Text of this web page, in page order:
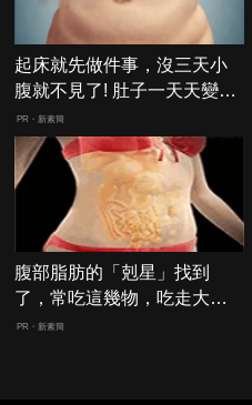
起床就先做件事，沒三天小
腹就不見了! 肚子一天天變
小！
PR・新素簡
腹部脂肪的「剋星」找到
了，常吃這幾物，吃走大肚
囊，瘦出小蠻腰
PR・新素簡